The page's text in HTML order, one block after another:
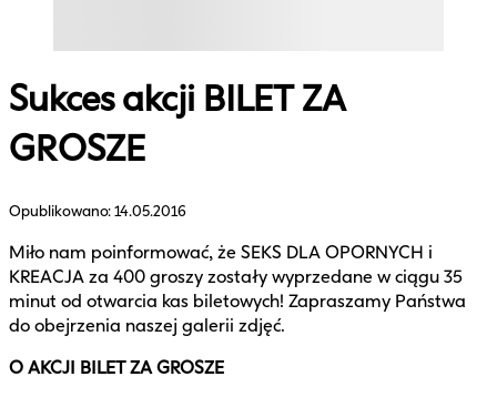
Sukces akcji BILET ZA
GROSZE
Opublikowano:14.05.2016
Miło nam poinformować, że SEKS DLA OPORNYCH i
KREACJA za 400 groszy zostały wyprzedane w ciągu 35
minut od otwarcia kas biletowych! Zapraszamy Państwa
do obejrzenia naszej galerii zdjęć.
O AKCJI BILET ZA GROSZE